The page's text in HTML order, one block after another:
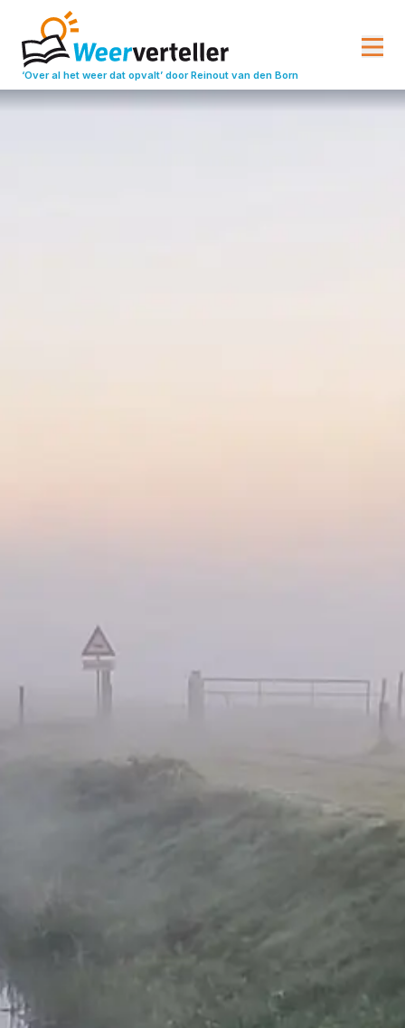
‘Over al het weer dat opvalt’ door Reinout van den Born